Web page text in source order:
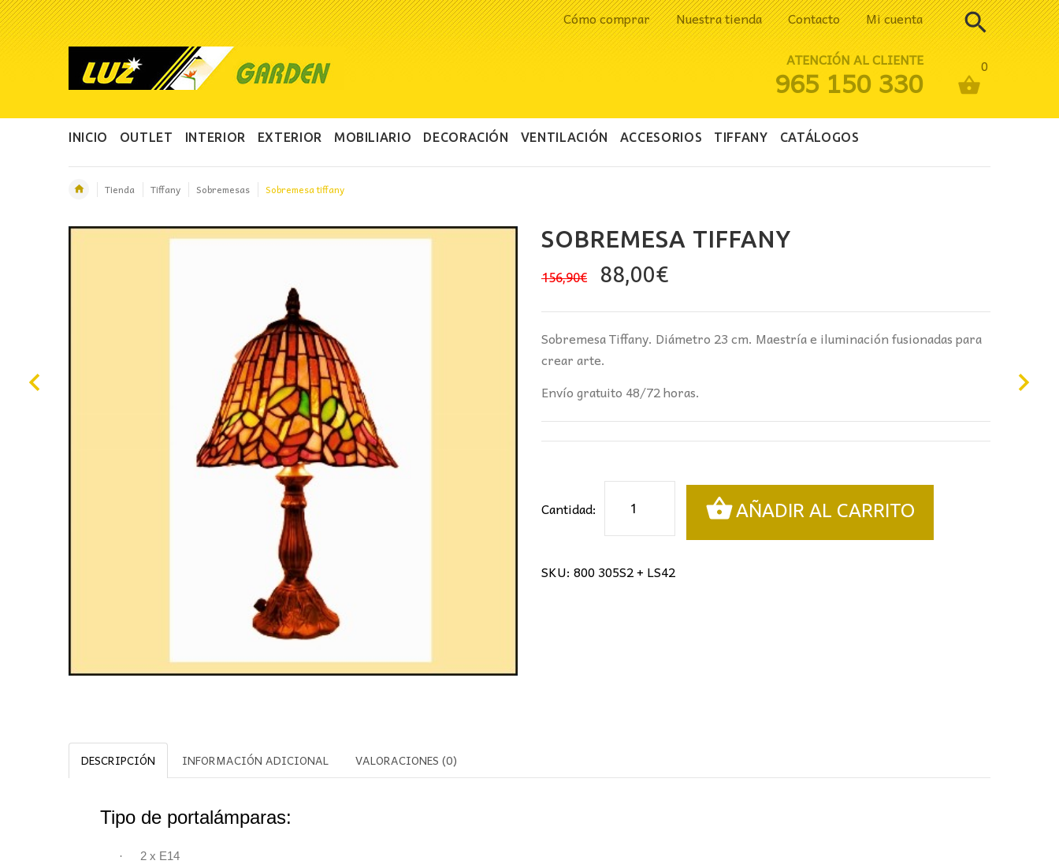
Cómo comprar Nuestra tienda Contacto Mi cuenta
0
ATENCIÓN AL CLIENTE
965 150 330
INICIO OUTLET INTERIOR EXTERIOR MOBILIARIO DECORACIÓN VENTILACIÓN ACCESORIOS TIFFANY CATÁLOGOS
Tienda Tiffany Sobremesas Sobremesa tiffany
SOBREMESA TIFFANY
156,90€
El
original
era:
156,90€.
88,00€El
actual
es:
Sobremesa Tiffany. Diámetro 23 cm. Maestría e iluminación fusionadas para
crear arte.
Envío gratuito 48/72 horas.
Cantidad:
tiffany
cantidad
AÑADIR AL CARRITO
SKU: 800 305S2 + LS42
DESCRIPCIÓN INFORMACIÓN ADICIONAL VALORACIONES (0)
Tipo de portalámparas:
· 2 x E14